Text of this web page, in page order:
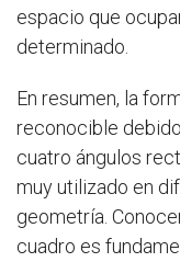
espacio que
determinado.
En resumen, la
reconocible
cuatro ángulos
muy utilizado en
geometría.
cuadro es